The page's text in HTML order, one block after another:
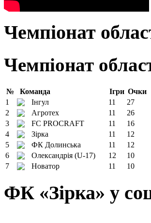
Чемпіонат
Чемпіонат
№ Команда Ігри Очки
1
Інгул 11
27
2
Агротех 11
26
3
FC PROCRAFT 11
16
4
Зірка 11
12
5
ФК Долинська 11
12
6
Олександрія (U-17) 12
10
7
Новатор 11 10
ФК «Зірка» у